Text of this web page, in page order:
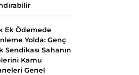
Ek Ödemede
Yolda: Genç
Sendikası Sahanın
Kamu
Genel